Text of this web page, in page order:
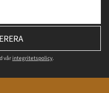
vårintegritetspolicy.